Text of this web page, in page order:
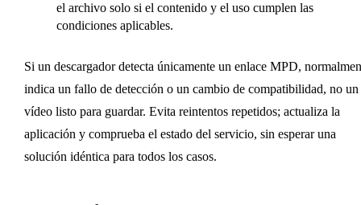
el archivo solo si el contenido y el uso cumplen las
condiciones aplicables.
Si un descargador detecta únicamente un enlace MPD,
indica un fallo de detección o un cambio de compatibilidad, no un
vídeo listo para guardar. Evita reintentos repetidos; actualiza la
aplicación y comprueba el estado del servicio, sin esperar una
solución idéntica para todos los casos.